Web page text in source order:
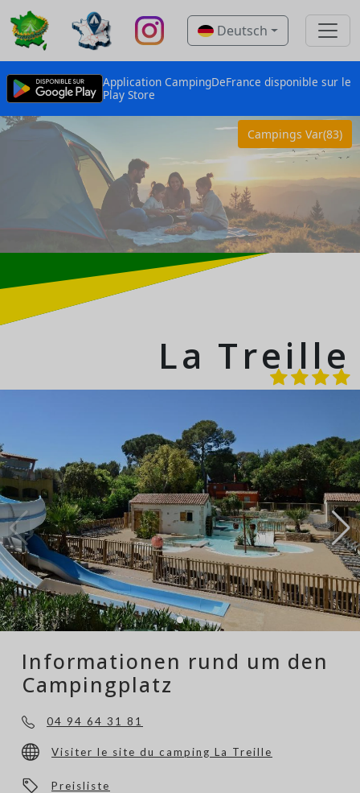
Deutsch
Application CampingDeFrance disponible sur le
Play Store
Campings Var(83)
La Treille
Informationen rund um den
Campingplatz
04 94 64 31 81
Visiter le site du camping La Treille
Preisliste